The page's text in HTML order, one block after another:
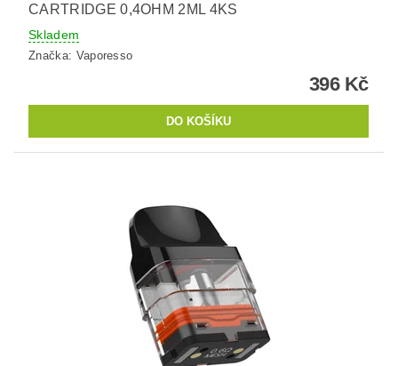
CARTRIDGE 0,4OHM 2ML 4KS
Skladem
Značka: Vaporesso
396 Kč